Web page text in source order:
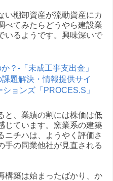
い棚卸資産が流動資産にカ
べてみたらどうやら建設業
いるようです。興味深いで
？-「未成工事支出金」
題解決・情報提供サイ
ョンズ「PROCES.S」
と、業績の割には株価は低
じています。窯業系の建築
ニチハは、ようやく評価さ
手の同業他社が見直される
構築は始まったばかり、か